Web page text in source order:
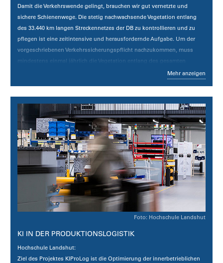
Damit die Verkehrswende gelingt, brauchen wir gut vernetzte und
sichere Schienenwege. Die stetig nachwachsende Vegetation entlang
des 33.440 km langen Streckennetzes der DB zu kontrollieren und zu
pflegen ist eine zeitintensive und herausfordernde Aufgabe. Um der
vorgeschriebenen Verkehrssicherungspflicht nachzukommen, muss
mindestens einmal jährlich die Vegetation entlang des gesamten
Streckennetzes von Fachpersonal inspiziert, dokumentiert und
Grundlagen eines zukünftigen, vollautomatisierten, drohnenbasierten
Systems zur digitalisierten Vegetationskontrolle und Registrierung von
Schäden nach Unwetterereignissen entlang des Streckennetzes der
Deutschen Bahn. Ziel ist zum einen die Konzeptionierung und
Untersuchung der hierfür benötigten Technologien und
Betriebsprozesse. Zum anderen soll ein funktionsfähiger Demonstrator
entwickelt und an einem ausgewählten Streckenabschnitt erprobt
Link zum Projekt
Mehr anzeigen
Foto: Hochschule Landshut
KI IN DER PRODUKTIONSLOGISTIK
Hochschule Landshut:
Ziel des Projektes KIProLog ist die Optimierung der innerbetrieblichen